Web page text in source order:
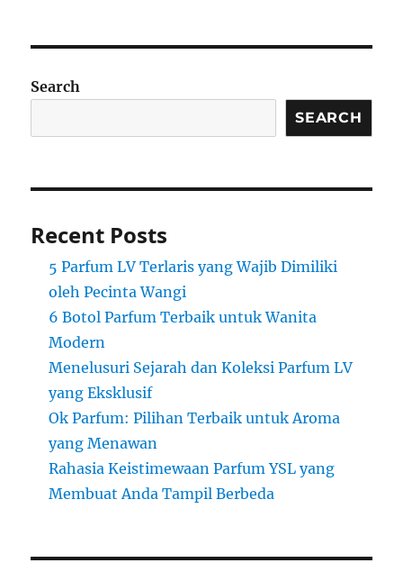
Search
SEARCH
Recent Posts
5 Parfum LV Terlaris yang Wajib Dimiliki
oleh Pecinta Wangi
6 Botol Parfum Terbaik untuk Wanita
Modern
Menelusuri Sejarah dan Koleksi Parfum LV
yang Eksklusif
Ok Parfum: Pilihan Terbaik untuk Aroma
yang Menawan
Rahasia Keistimewaan Parfum YSL yang
Membuat Anda Tampil Berbeda